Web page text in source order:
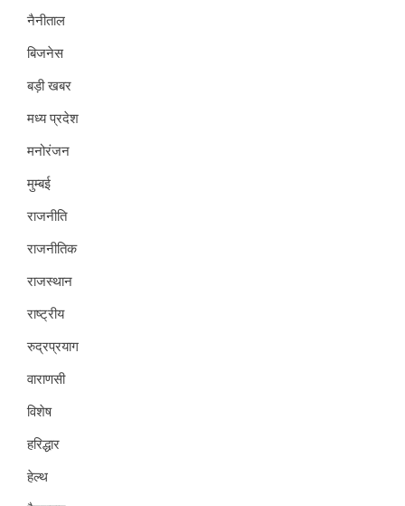
नैनीताल
बिजनेस
बड़ी खबर
मध्य प्रदेश
मनोरंजन
मुम्बई
राजनीति
राजनीतिक
राजस्थान
राष्ट्रीय
रुद्रप्रयाग
वाराणसी
विशेष
हरिद्धार
हेल्थ